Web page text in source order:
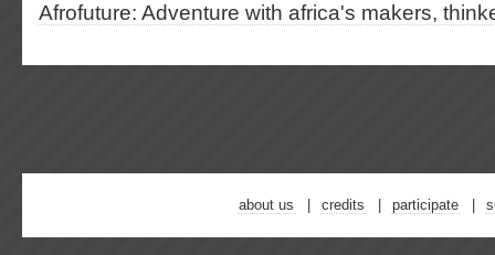
Afrofuture: Adventure with africa's makers,
about us credits participate